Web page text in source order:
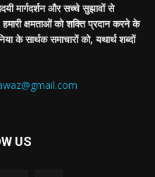
मार्गदर्शन और सच्चे सुझावों से
क्षमताओं को शक्ति प्रदान करने के
सार्थक समाचारों को, यथार्थ शब्दों
US